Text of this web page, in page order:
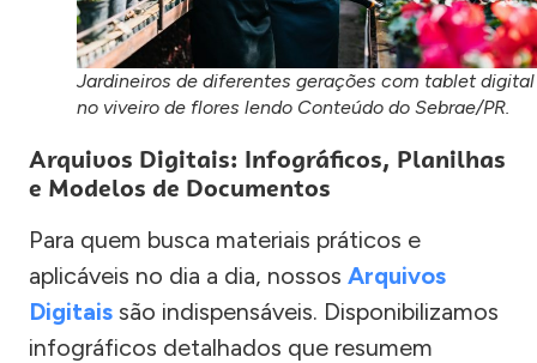
Jardineiros de diferentes gerações com tablet digital
no viveiro de flores lendo Conteúdo do Sebrae/PR.
Arquivos Digitais: Infográficos, Planilhas
e Modelos de Documentos
Para quem busca materiais práticos e
aplicáveis no dia a dia, nossos Arquivos
Digitais são indispensáveis. Disponibilizamos
infográficos detalhados que resumem